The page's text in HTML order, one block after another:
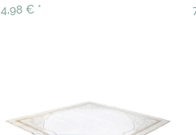
4,98 € *